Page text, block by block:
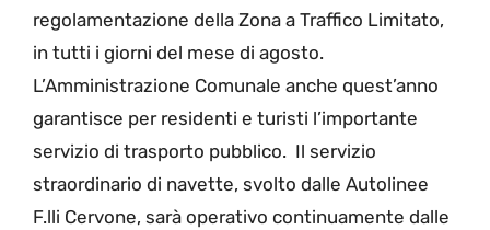
regolamentazione della Zona a Traffico Limitato,
in tutti i giorni del mese di agosto.
L’Amministrazione Comunale anche quest’anno
garantisce per residenti e turisti l’importante
servizio di trasporto pubblico. Il servizio
straordinario di navette, svolto dalle Autolinee
F.lli Cervone, sarà operativo continuamente dalle